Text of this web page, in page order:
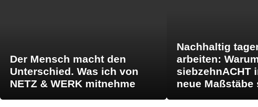
Der Mensch macht den
Unterschied. Was ich von
NETZ & WERK mitnehme
Nachhaltig
arbeiten:
siebzehnACHT
neue Maßstäbe